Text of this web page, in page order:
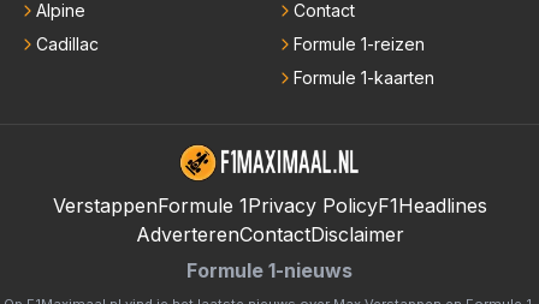
Alpine
Cadillac
Contact
Formule 1-reizen
Formule 1-kaarten
VerstappenFormule 1Privacy PolicyF1Headlines
AdverterenContactDisclaimer
Formule 1-nieuws